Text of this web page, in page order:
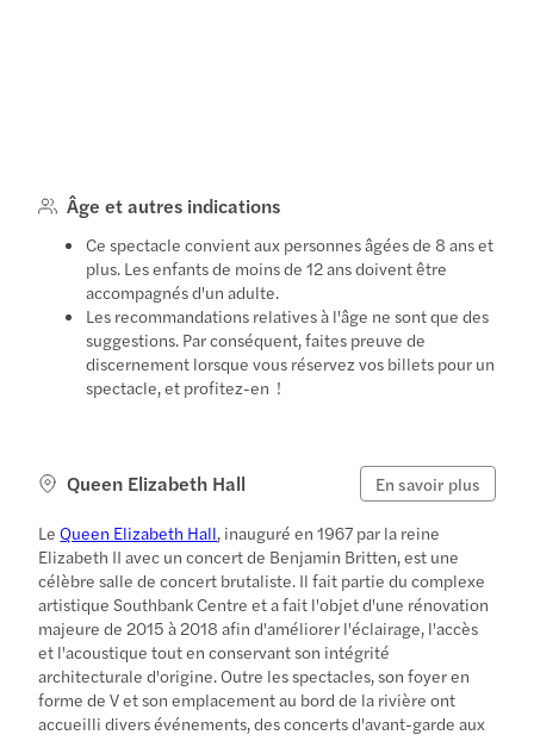
Âge et autres indications
Ce spectacle convient aux personnes âgées de 8 ans et
plus. Les enfants de moins de 12 ans doivent être
accompagnés d'un adulte.
Les recommandations relatives à l'âge ne sont que des
suggestions. Par conséquent, faites preuve de
discernement lorsque vous réservez vos billets pour un
spectacle, et profitez-en !
Queen Elizabeth Hall En savoir plus
LeQueen Elizabeth Hall, inauguré en 1967 par la reine
Elizabeth II avec un concert de Benjamin Britten, est une
célèbre salle de concert brutaliste. Il fait partie du complexe
artistique Southbank Centre et a fait l'objet d'une rénovation
majeure de 2015 à 2018 afin d'améliorer l'éclairage, l'accès
et l'acoustique tout en conservant son intégrité
architecturale d'origine. Outre les spectacles, son foyer en
forme de V et son emplacement au bord de la rivière ont
accueilli divers événements, des concerts d'avant-garde aux